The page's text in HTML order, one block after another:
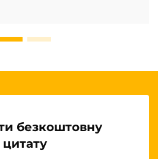
безкоштовну
цитату